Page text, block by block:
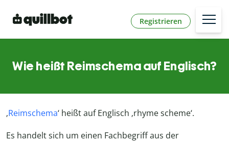
Registrieren
Wie heißt Reimschema auf Englisch?
‚Reimschema‘ heißt auf Englisch ‚rhyme scheme‘.
Es handelt sich um einen Fachbegriff aus der